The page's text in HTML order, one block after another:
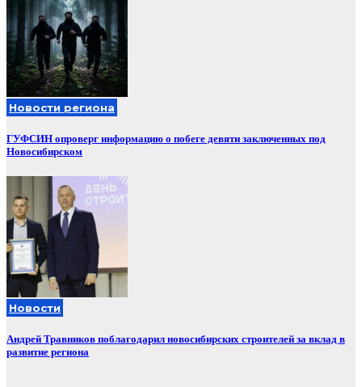
Новости региона
ГУФСИН опроверг информацию о побеге девяти заключенных под
Новосибирском
Новости
Андрей Травников поблагодарил новосибирских строителей за вклад в
развитие региона